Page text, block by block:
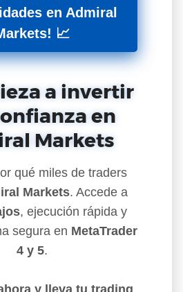
en Admiral
📈
a invertir
en
Markets
qué miles de traders
Markets. Accede a
, ejecución rápida y
segura en MetaTrader
4 y 5.
y lleva tu trading